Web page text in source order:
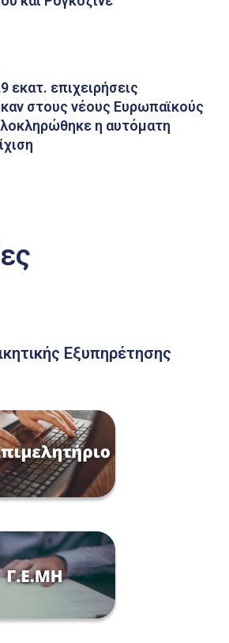
εκατ. επιχειρήσεις
στους νέους Ευρωπαϊκούς
η αυτόματη
Εξυπηρέτησης